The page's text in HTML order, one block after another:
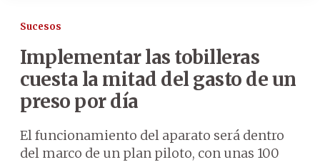
Sucesos
Implementar las tobilleras
cuesta la mitad del gasto de un
preso por día
El funcionamiento del aparato será dentro
del marco de un plan piloto, con unas 100